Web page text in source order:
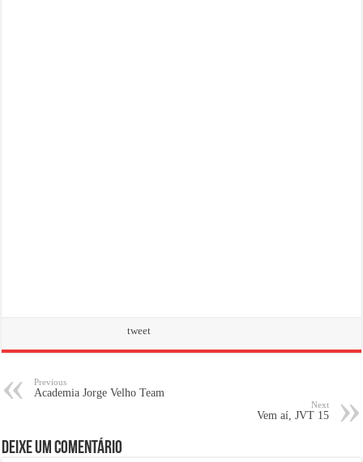
tweet
Previous
Academia Jorge Velho Team
Next
Vem aí, JVT 15
Deixe um comentário